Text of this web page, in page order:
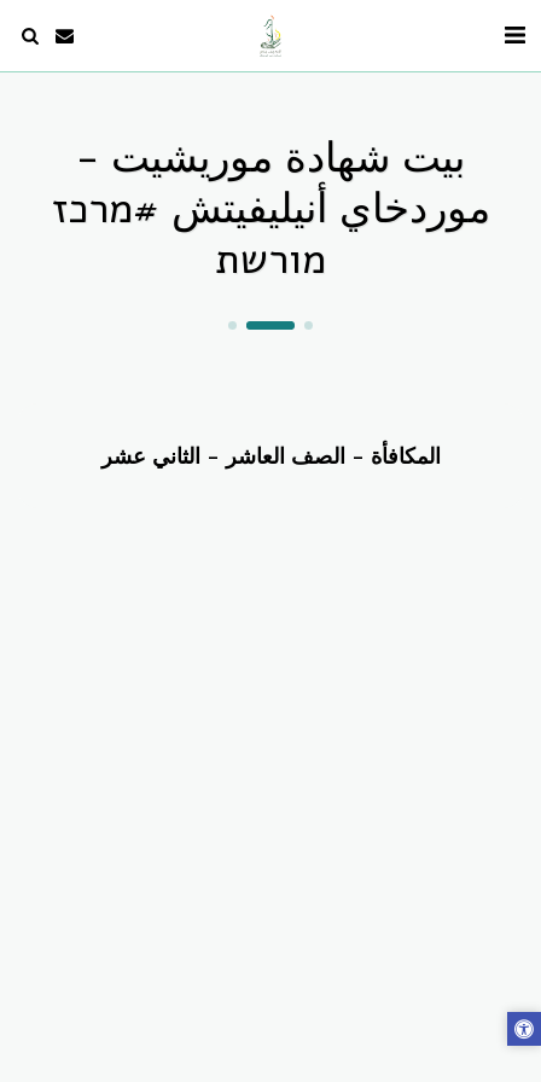
بيت شهادة موريشيت -
موردخاي أنيليفيتش #מרכז
מורשת
المكافأة - الصف العاشر - الثاني عشر